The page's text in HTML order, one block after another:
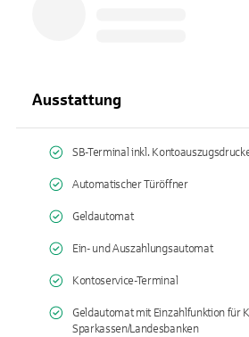
Ausstattung
SB-Terminal inkl.
Automatischer Türöffner
Geldautomat
Ein- und Auszahlungsautomat
Kontoservice-Terminal
Geldautomat mit Einzahlfunktion für
Sparkassen/Landesbanken